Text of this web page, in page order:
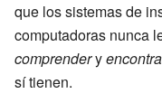
que los sistemas de
computadoras nunca
comprendery
sí tienen.